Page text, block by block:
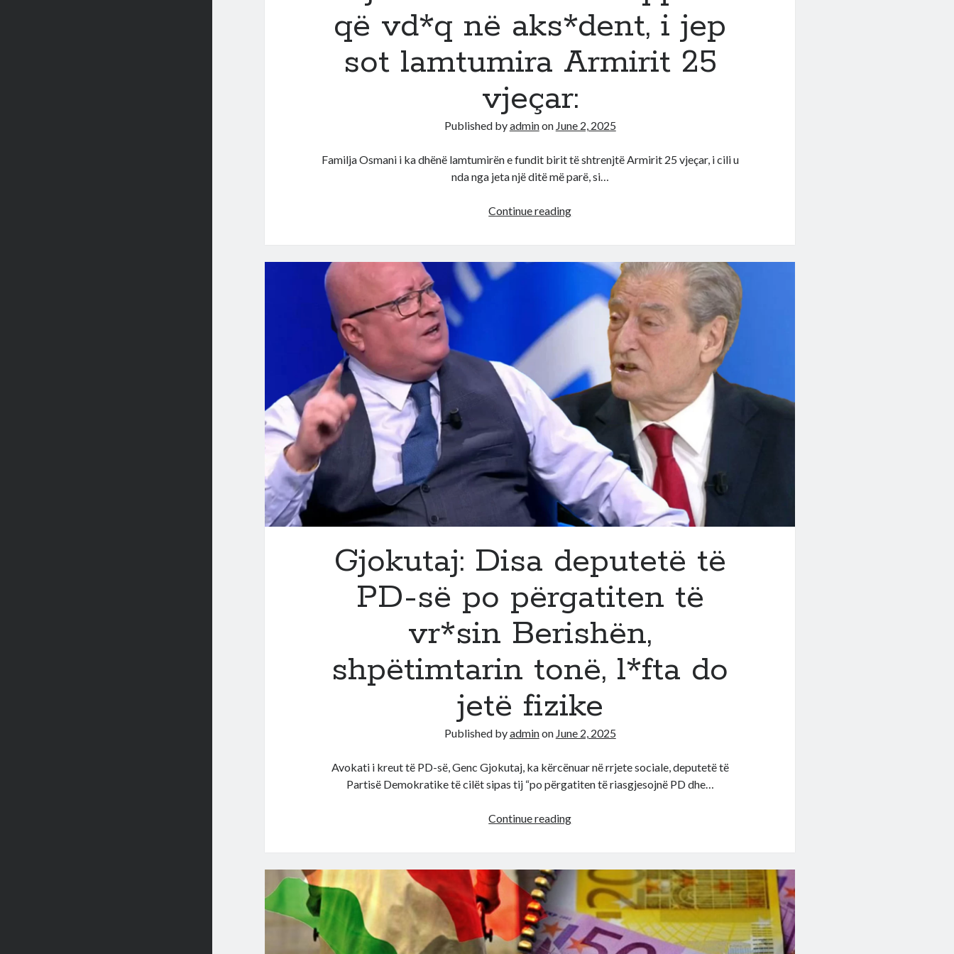
që vd*q në aks*dent, i jep
sot lamtumira Armirit 25
vjeçar:
Published byadminon June 2, 2025
Familja Osmani i ka dhënë lamtumirën e fundit birit të shtrenjtë Armirit 25 vjeçar, i cili u
nda nga jeta një ditë më parë, si…
Continue readingDjali
shqiptar
vd*q
në
aks*dent,
jep
sot
lamtumira
Armirit
25
vjeçar:
Gjokutaj: Disa deputetë të
PD-së po përgatiten të
vr*sin Berishën,
shpëtimtarin tonë, l*fta do
jetë fizike
Published byadminon June 2, 2025
Avokati i kreut të PD-së, Genc Gjokutaj, ka kërcënuar në rrjete sociale, deputetë të
Partisë Demokratike të cilët sipas tij “po përgatiten të riasgjesojnë PD dhe…
Continue readingGjokutaj:
të
po
përgatiten